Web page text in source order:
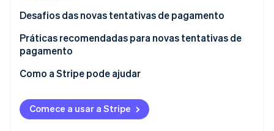
Stripe Sessions 2026
Veja como a Stripe está construindo a infraestrutura
Assista agora
Outros motivos
Desafios das novas tentativas de pagamento
Desafio: distinguir os tipos de falha de transação
Solução: análises avançadas de diagnóstico
Desafio: otimização de algoritmos de novas
tentativas
Solução: agendamento dinâmico de novas
Práticas recomendadas para novas tentativas de
pagamento
Como a Stripe pode ajudar
Comece a usar a Stripe